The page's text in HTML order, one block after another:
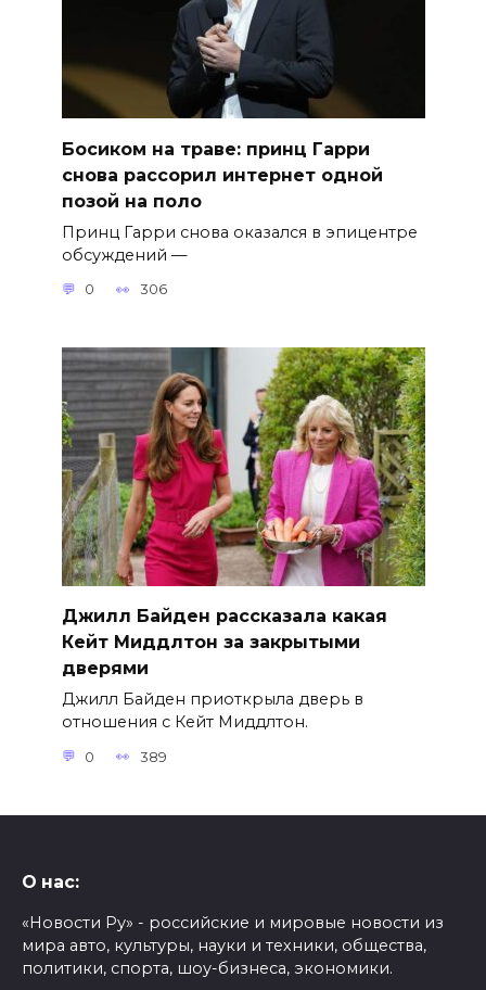
Босиком на траве: принц Гарри
снова рассорил интернет одной
позой на поло
Принц Гарри снова оказался в эпицентре
обсуждений —
0 306
Джилл Байден рассказала какая
Кейт Миддлтон за закрытыми
дверями
Джилл Байден приоткрыла дверь в
отношения с Кейт Миддлтон.
0 389
О нас:
«Новости Ру» - российские и мировые новости из
мира авто, культуры, науки и техники, общества,
политики, спорта, шоу-бизнеса, экономики.